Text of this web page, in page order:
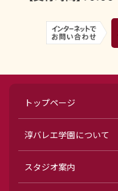
トップページ
淳バレエ学園について
スタジオ案内